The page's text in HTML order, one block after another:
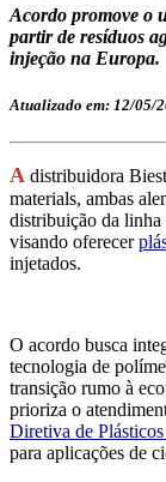
Acordo promove o
partir de resíduos
injeção na Europa.
Atualizado em: 12/05/
A distribuidora
materials, ambas
distribuição da linha
visando oferecer
injetados.
O acordo busca
tecnologia de
transição rumo à
prioriza o
Diretiva de
para aplicações de